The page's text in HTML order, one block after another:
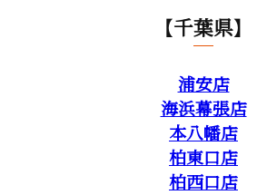
【千葉県】
浦安店
海浜幕張店
本八幡店
柏東口店
柏西口店